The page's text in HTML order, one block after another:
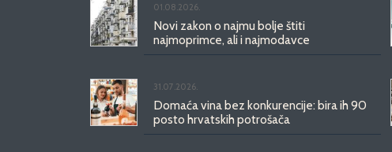
01.08.2026.
Novi zakon o najmu bolje štiti
najmoprimce, ali i najmodavce
31.07.2026.
Domaća vina bez konkurencije: bira ih 90
posto hrvatskih potrošača